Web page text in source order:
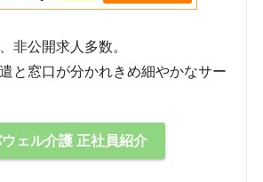
非公開求人多数。
と窓口が分かれきめ細やかなサー
ウェル介護 正社員紹介